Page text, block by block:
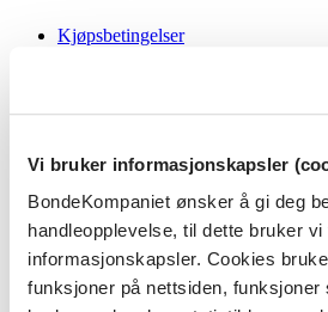
Vi bruker informasjonskapsler
BondeKompaniet ønsker å gi deg
handleopplevelse, til dette bruker vi
informasjonskapsler. Cookies
funksjoner på nettsiden, funksjoner
Kjøpsbetingelser
Informasjonskapsler
BondeKompaniet
Våre butikker
Presse
Ledige stillinger
Bonde og bedriftskunde